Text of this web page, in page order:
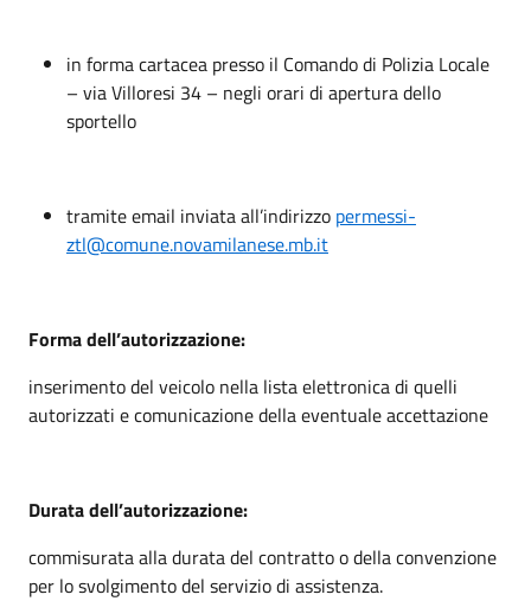
in forma cartacea presso il Comando di Polizia Locale
– via Villoresi 34 – negli orari di apertura dello
sportello
tramite email inviata all’indirizzo permessi-
ztl@comune.novamilanese.mb.it
Forma dell’autorizzazione:
inserimento del veicolo nella lista elettronica di quelli
autorizzati e comunicazione della eventuale accettazione
Durata dell’autorizzazione:
commisurata alla durata del contratto o della convenzione
per lo svolgimento del servizio di assistenza.